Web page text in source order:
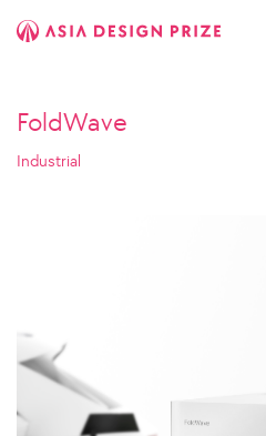
FoldWave
Industrial